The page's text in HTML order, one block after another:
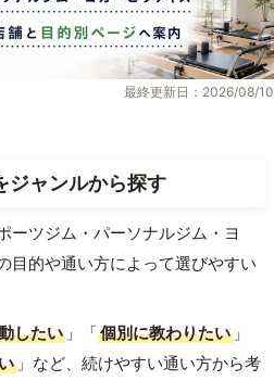
最終更新日：2026/08/10
ジャンルから探す
ーツジム・パーソナルジム・ヨ
目的や通い方によって選びやすい
したい 」「個別に教わりたい 」
」など、続けやすい通い方から考